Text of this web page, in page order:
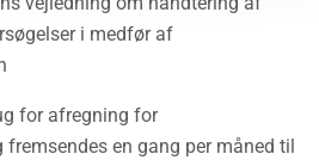
i medfør af
for afregning for
en gang per måned til